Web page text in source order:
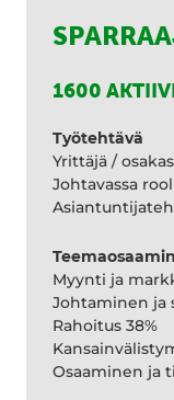
1600
Työtehtävä
Yrittäjä / osakas
Johtavassa
Myynti ja
Johtaminen ja
Rahoitus 38%
Osaaminen ja